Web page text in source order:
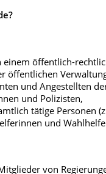
einem öffentlich-
öffentlichen
und Angestellten
und Polizisten,
tätige Personen
und
von